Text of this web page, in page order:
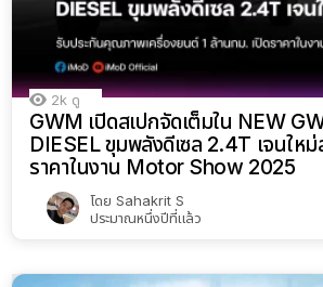
2k ดู
GWM เปิดสเปกจัดเต็มใน NEW
DIESEL ขุมพลังดีเซล 2.4T เจนใหม่
ราคาในงาน Motor Show 2025
โดย Sahakrit S
ประมาณหนึ่งปีที่แล้ว